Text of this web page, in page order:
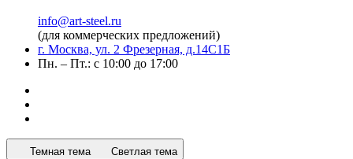
info@art-steel.ru
(для коммерческих предложений)
г. Москва, ул. 2 Фрезерная, д.14С1Б
Пн. – Пт.: с 10:00 до 17:00
Темная тема Светлая тема